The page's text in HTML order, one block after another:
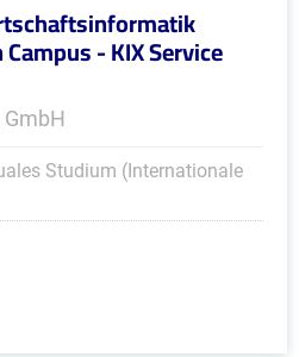
- KIX Service
Studium (Internationale